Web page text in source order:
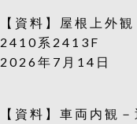
【資料】屋根上外
2410系2413F
2026年7月14日
【資料】車両内観